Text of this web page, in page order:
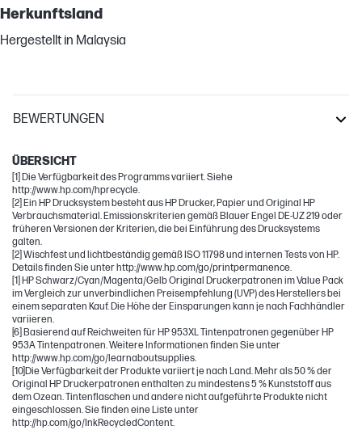
Herkunftsland
Hergestellt in Malaysia
BEWERTUNGEN
ÜBERSICHT
[1] Die Verfügbarkeit des Programms variiert. Siehe
http://www.hp.com/hprecycle.
[2] Ein HP Drucksystem besteht aus HP Drucker, Papier und Original HP
Verbrauchsmaterial. Emissionskriterien gemäß Blauer Engel DE-UZ 219 oder
früheren Versionen der Kriterien, die bei Einführung des Drucksystems
galten.
[2] Wischfest und lichtbeständig gemäß ISO 11798 und internen Tests von HP.
Details finden Sie unter http://www.hp.com/go/printpermanence.
[1] HP Schwarz/Cyan/Magenta/Gelb Original Druckerpatronen im Value Pack
im Vergleich zur unverbindlichen Preisempfehlung (UVP) des Herstellers bei
einem separaten Kauf. Die Höhe der Einsparungen kann je nach Fachhändler
variieren.
[6] Basierend auf Reichweiten für HP 953XL Tintenpatronen gegenüber HP
953A Tintenpatronen. Weitere Informationen finden Sie unter
http://www.hp.com/go/learnaboutsupplies.
[10]Die Verfügbarkeit der Produkte variiert je nach Land. Mehr als 50 % der
Original HP Druckerpatronen enthalten zu mindestens 5 % Kunststoff aus
dem Ozean. Tintenflaschen und andere nicht aufgeführte Produkte nicht
eingeschlossen. Sie finden eine Liste unter
http://hp.com/go/InkRecycledContent.